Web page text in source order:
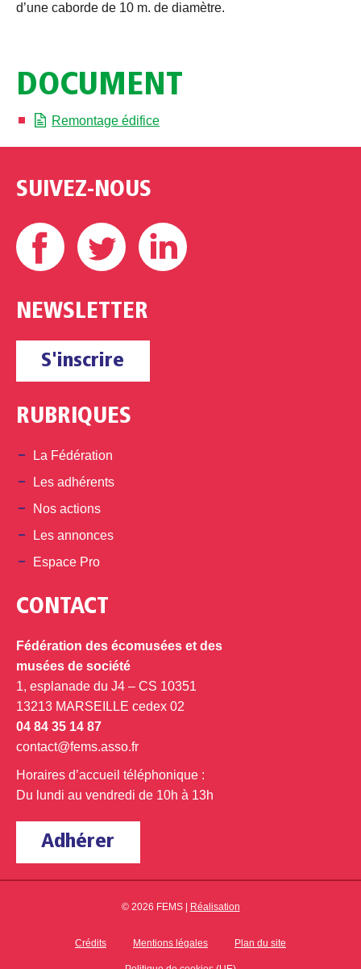
d’une caborde de 10 m. de diamètre.
DOCUMENT
Remontage édifice
SUIVEZ-NOUS
Facebook Twitter
NEWSLETTER
S'inscrire
RUBRIQUES
La Fédération
Les adhérents
Nos actions
Les annonces
Espace Pro
CONTACT
Fédération des écomusées et des
musées de société
1, esplanade du J4 – CS 10351
13213 MARSEILLE cedex 02
04 84 35 14 87
contact@fems.asso.fr
Horaires d’accueil téléphonique :
Du lundi au vendredi de 10h à 13h
Adhérer
© 2026 FEMS | Réalisation
Crédits Mentions légales Plan du site